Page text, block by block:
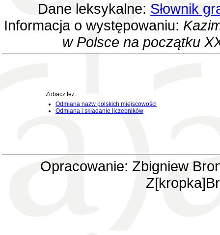
Dane leksykalne: Słownik
Informacja o występowaniu:
w Polsce na początku
Zobacz też:
Odmiana nazw polskich miejscowości
Odmiana i składanie liczebników
Opracowanie: Zbigniew